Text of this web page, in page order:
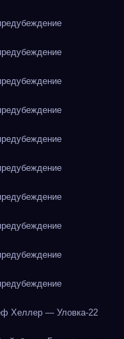
Хеллер — Уловка-22